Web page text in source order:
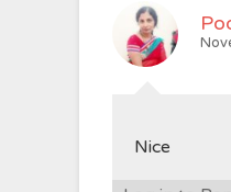
Nice